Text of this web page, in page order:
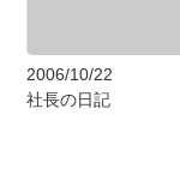
2006/10/22
社長の日記